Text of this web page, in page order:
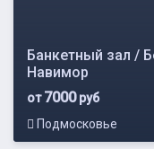
Банкетный зал /
Навимор
от7000руб
Подмосковье